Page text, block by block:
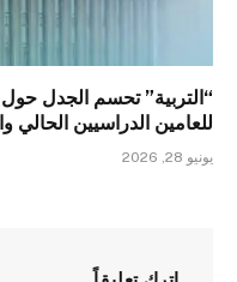
“التربية” تحسم الجدل
للعامين الدراسيين الحالي
يونيو 28, 2026